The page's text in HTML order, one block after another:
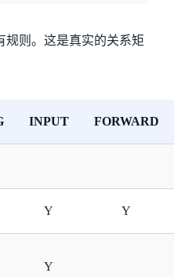
规则。这是真实的关系矩
INPUT FORWARD
Y Y
Y